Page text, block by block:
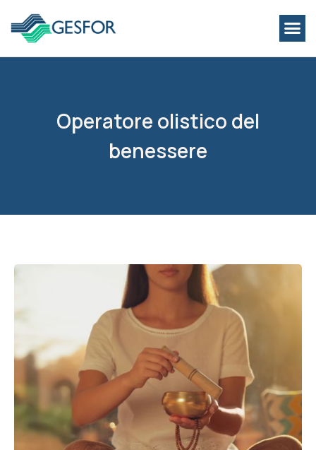
Operatore olistico del
benessere